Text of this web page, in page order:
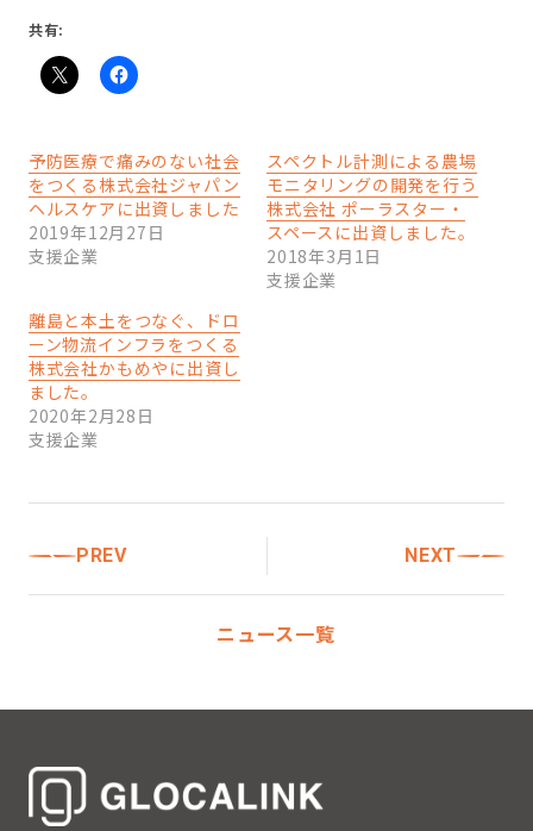
共有:
予防医療で痛みのない社会
をつくる株式会社ジャパン
ヘルスケアに出資しました
2019年12月27日
支援企業
スペクトル計測による農場
モニタリングの開発を行う
株式会社 ポーラスター・
スペースに出資しました。
2018年3月1日
支援企業
離島と本土をつなぐ、ドロ
ーン物流インフラをつくる
株式会社かもめやに出資し
ました。
2020年2月28日
支援企業
PREV NEXT
ニュース一覧